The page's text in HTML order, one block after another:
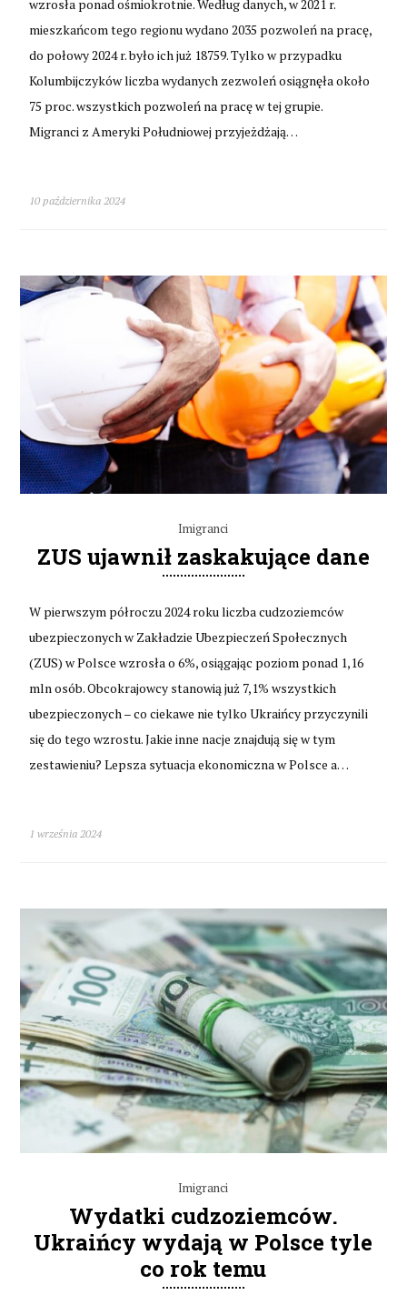
wzrosła ponad ośmiokrotnie. Według danych, w 2021 r.
mieszkańcom tego regionu wydano 2035 pozwoleń na pracę,
do połowy 2024 r. było ich już 18759. Tylko w przypadku
Kolumbijczyków liczba wydanych zezwoleń osiągnęła około
75 proc. wszystkich pozwoleń na pracę w tej grupie.
Migranci z Ameryki Południowej przyjeżdżają…
10 października 2024
Imigranci
ZUS ujawnił zaskakujące dane
W pierwszym półroczu 2024 roku liczba cudzoziemców
ubezpieczonych w Zakładzie Ubezpieczeń Społecznych
(ZUS) w Polsce wzrosła o 6%, osiągając poziom ponad 1,16
mln osób. Obcokrajowcy stanowią już 7,1% wszystkich
ubezpieczonych – co ciekawe nie tylko Ukraińcy przyczynili
się do tego wzrostu. Jakie inne nacje znajdują się w tym
zestawieniu? Lepsza sytuacja ekonomiczna w Polsce a…
1 września 2024
Imigranci
Wydatki cudzoziemców.
Ukraińcy wydają w Polsce tyle
co rok temu